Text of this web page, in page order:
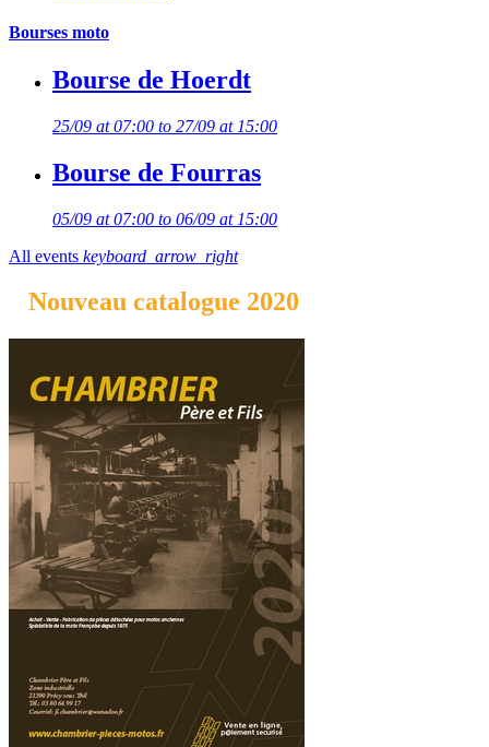
Bourses moto
Bourse de Hoerdt
25/09 at 07:00 to 27/09 at 15:00
Bourse de Fourras
05/09 at 07:00 to 06/09 at 15:00
All events keyboard_arrow_right
Nouveau catalogue 2020